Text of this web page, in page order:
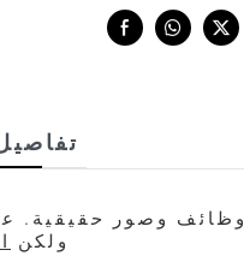
وظائف وصور حقيقية.
ولكن